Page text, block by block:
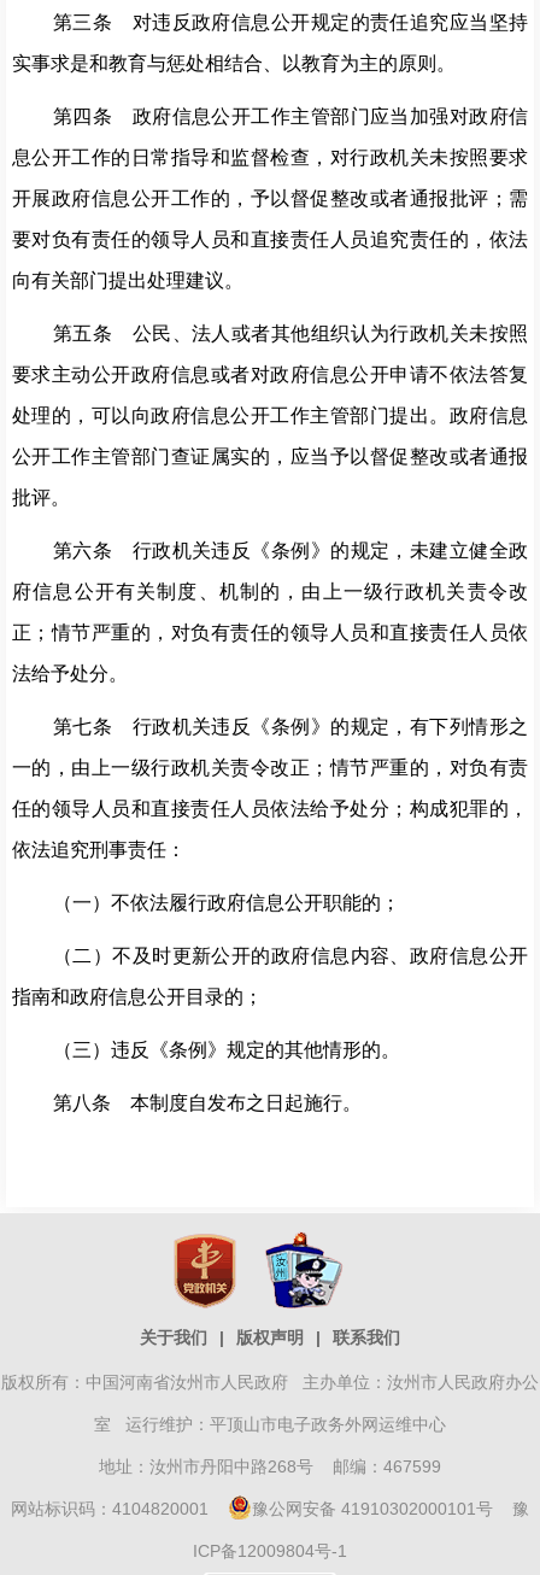
第三条 对违反政府信息公开规定的责任追究应当坚持
实事求是和教育与惩处相结合、以教育为主的原则。
第四条 政府信息公开工作主管部门应当加强对政府信
息公开工作的日常指导和监督检查，对行政机关未按照要求
开展政府信息公开工作的，予以督促整改或者通报批评；需
要对负有责任的领导人员和直接责任人员追究责任的，依法
向有关部门提出处理建议。
第五条 公民、法人或者其他组织认为行政机关未按照
要求主动公开政府信息或者对政府信息公开申请不依法答复
处理的，可以向政府信息公开工作主管部门提出。政府信息
公开工作主管部门查证属实的，应当予以督促整改或者通报
批评。
第六条 行政机关违反《条例》的规定，未建立健全政
府信息公开有关制度、机制的，由上一级行政机关责令改
正；情节严重的，对负有责任的领导人员和直接责任人员依
法给予处分。
第七条 行政机关违反《条例》的规定，有下列情形之
一的，由上一级行政机关责令改正；情节严重的，对负有责
任的领导人员和直接责任人员依法给予处分；构成犯罪的，
依法追究刑事责任：
（一）不依法履行政府信息公开职能的；
（二）不及时更新公开的政府信息内容、政府信息公开
指南和政府信息公开目录的；
（三）违反《条例》规定的其他情形的。
第八条 本制度自发布之日起施行。
关于我们 | 版权声明 | 联系我们
版权所有：中国河南省汝州市人民政府 主办单位：汝州市人民政府办公
室 运行维护：平顶山市电子政务外网运维中心
地址：汝州市丹阳中路268号 邮编：467599
网站标识码：4104820001 豫公网安备 41910302000101号 豫
ICP备12009804号-1